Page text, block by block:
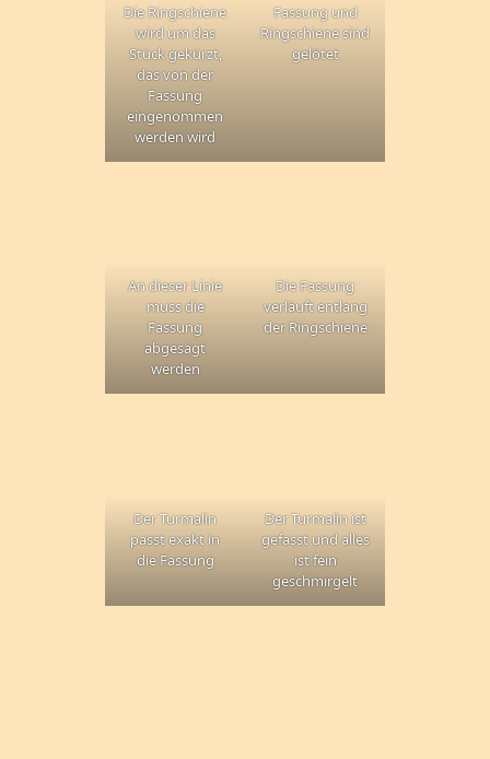
Die Ringschiene
wird um das
Stück gekürzt,
das von der
Fassung
eingenommen
werden wird
Fassung und
Ringschiene sind
gelötet
An dieser Linie
muss die
Fassung
abgesägt
werden
Die Fassung
verläuft entlang
der Ringschiene
Der Turmalin
passt exakt in
die Fassung
Der Turmalin ist
gefasst und alles
ist fein
geschmirgelt